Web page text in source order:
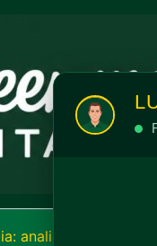
analisi e strategia